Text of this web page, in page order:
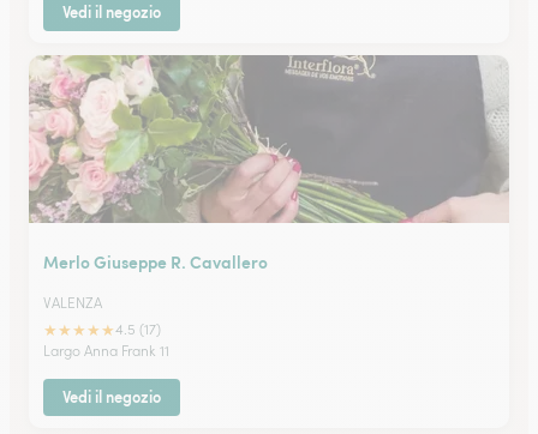
Vedi il negozio
Merlo Giuseppe R. Cavallero
VALENZA
★★★★★4.5 (17)
Largo Anna Frank 11
Vedi il negozio